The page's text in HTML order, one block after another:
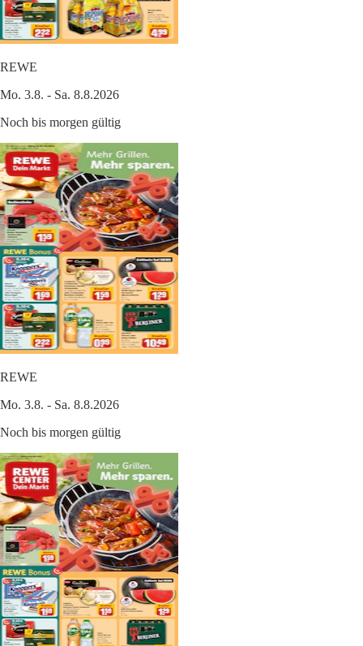
REWE
Mo. 3.8. - Sa. 8.8.2026
Noch bis morgen gültig
REWE
Mo. 3.8. - Sa. 8.8.2026
Noch bis morgen gültig